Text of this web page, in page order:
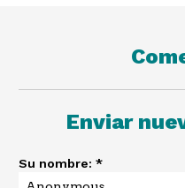
Enviar
Su nombre: *